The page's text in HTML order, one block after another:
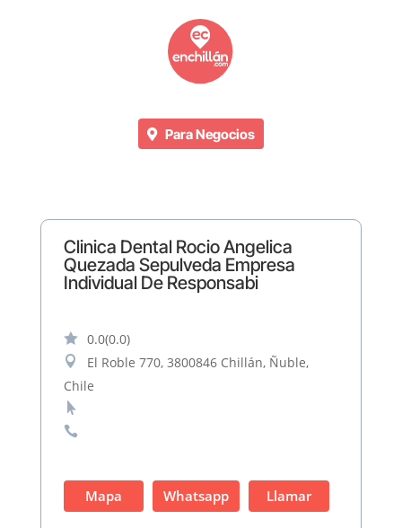
Para Negocios
Clinica Dental Rocio Angelica
Quezada Sepulveda Empresa
Individual De Responsabi
 0.0(0.0)

El Roble 770, 3800846 Chillán, Ñuble,
Chile


Mapa Whatsapp Llamar